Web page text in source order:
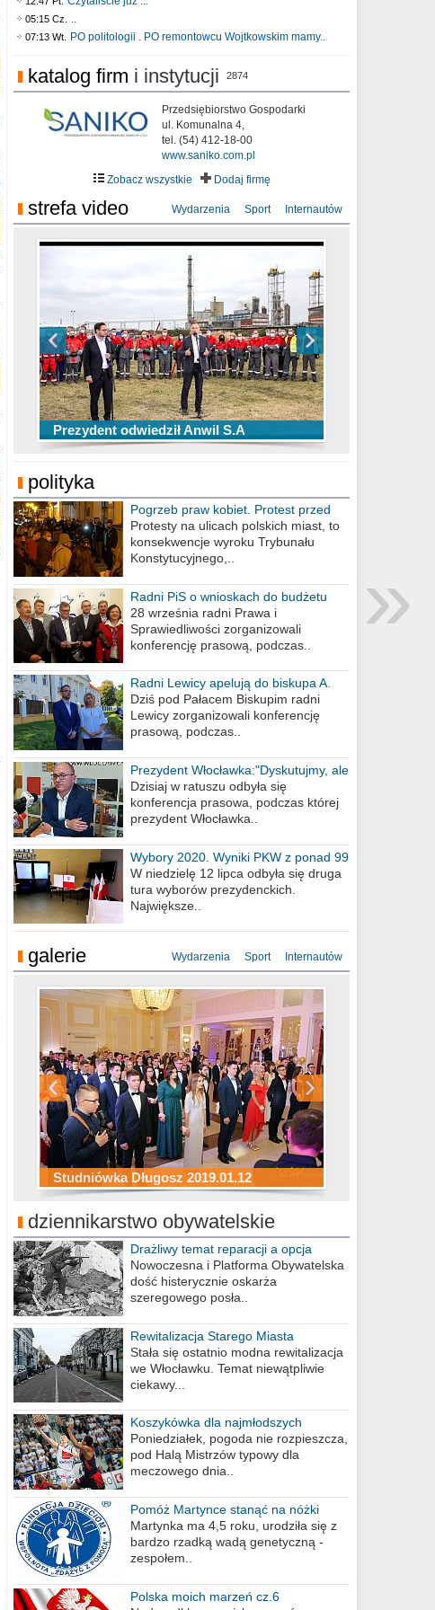
05:15 Cz. ..
07:13 Wt. PO politologii . PO remontowcu Wojtkowskim mamy..
katalog firm i instytucji 2874
Przedsiębiorstwo Gospodarki
ul. Komunalna 4,
tel. (54) 412-18-00
www.saniko.com.pl
Zobacz wszystkie
Dodaj firmę
strefa video Wydarzenia Sport Internautów
Prezydent odwiedził Anwil S.A
TOP 10 przechwytów Anwilu Włocławek
w EBL w sezonie 2019/2020
TOP 5 rzutów Anwilu Włocławek w BCL
w sezonie 2019/2020
Ni To Ponk - W oczach mamy strach
sixf33t .Last Year DRONE FOOTAGE
Włocławek
XXIII Sesja Rady Miasta Włocławek VIII
kadencji w dniu 09.06.2020 r.
polityka
Pogrzeb praw kobiet. Protest przed
biurem poselskim PiS
Protesty na ulicach polskich miast, to
konsekwencje wyroku Trybunału
Konstytucyjnego,..
Radni PiS o wnioskach do budżetu
miasta na 2021 rok
28 września radni Prawa i
Sprawiedliwości zorganizowali
konferencję prasową, podczas..
Radni Lewicy apelują do biskupa A.
Wiesława Meringa
Dziś pod Pałacem Biskupim radni
Lewicy zorganizowali konferencję
prasową, podczas..
Prezydent Włocławka:"Dyskutujmy, ale
nie obrażajmy się”
Dzisiaj w ratuszu odbyła się
konferencja prasowa, podczas której
prezydent Włocławka..
Wybory 2020. Wyniki PKW z ponad 99
procent obwodów
W niedzielę 12 lipca odbyła się druga
tura wyborów prezydenckich.
Największe..
galerie Wydarzenia Sport Internautów
Studniówka Długosz 2019.01.12
ZS Budowlanych 2019.01.12
Studniówka LZK 2019.01.11
Studniówka Kopernik 2019.01.11
Studniówka LMK 2019.01.05
Studniówka ZS Ekonomicznych
2019.01.05
dziennikarstwo obywatelskie
Drażliwy temat reparacji a opcja
berlińska
Nowoczesna i Platforma Obywatelska
dość histerycznie oskarża
szeregowego posła..
Rewitalizacja Starego Miasta
Stała się ostatnio modna rewitalizacja
we Włocławku. Temat niewątpliwie
ciekawy...
Koszykówka dla najmłodszych
Poniedziałek, pogoda nie rozpieszcza,
pod Halą Mistrzów typowy dla
meczowego dnia..
Pomóż Martynce stanąć na nóżki
Martynka ma 4,5 roku, urodziła się z
bardzo rzadką wadą genetyczną -
zespołem..
Polska moich marzeń cz.6
»